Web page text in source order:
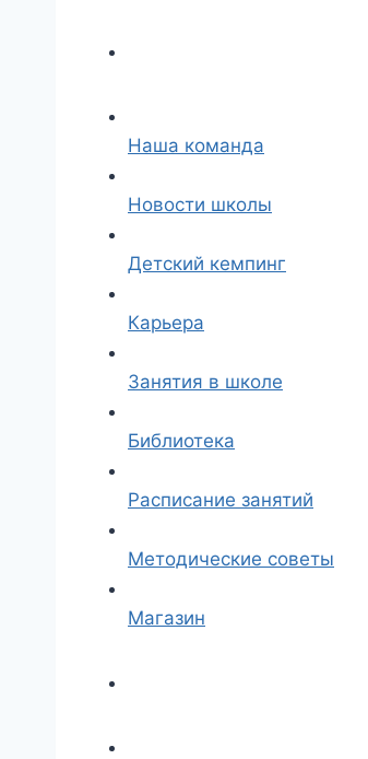
Наша команда
Новости школы
Детский кемпинг
Карьера
Занятия в школе
Библиотека
Расписание занятий
Методические советы
Магазин